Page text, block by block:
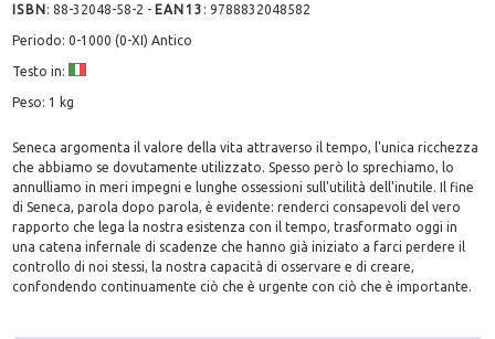
ISBN:88-32048-58-2 - EAN13 :9788832048582
Periodo: 0-1000 (0-XI) Antico
Testo in:
Peso: 1 kg
Seneca argomenta il valore della vita attraverso il tempo, l'unica ricchezza
che abbiamo se dovutamente utilizzato. Spesso però lo sprechiamo, lo
annulliamo in meri impegni e lunghe ossessioni sull'utilità dell'inutile. Il fine
di Seneca, parola dopo parola, è evidente: renderci consapevoli del vero
rapporto che lega la nostra esistenza con il tempo, trasformato oggi in
una catena infernale di scadenze che hanno già iniziato a farci perdere il
controllo di noi stessi, la nostra capacità di osservare e di creare,
confondendo continuamente ciò che è urgente con ciò che è importante.